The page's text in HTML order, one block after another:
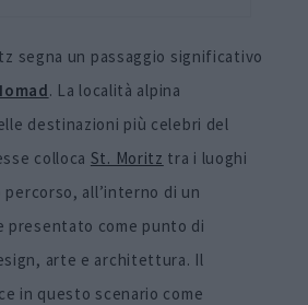
segna un passaggio significativo
. La località alpina
destinazioni più celebri del
colloca St. Moritz tra i luoghi
all’interno di un
presentato come punto di
arte e architettura. Il
in questo scenario come